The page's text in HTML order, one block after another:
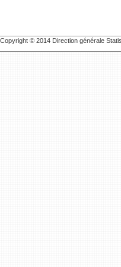
Copyright © 2014 Direction générale